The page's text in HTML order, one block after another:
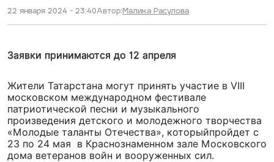
22 января 2024 - 23:40Автор:Малика Расулова
Заявки принимаются до 12 апреля
Жители Татарстана могут принять участие в VIII
московском международном фестивале
патриотической песни и музыкального
произведения детского и молодежного творчества
«Молодые таланты Отечества», которыйпройдет с
23 по 24 мая в Краснознаменном зале Московского
дома ветеранов войн и вооруженных сил.